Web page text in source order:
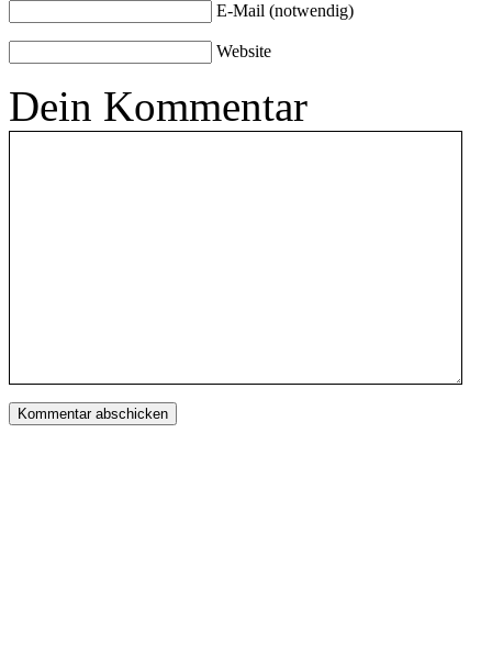
E-Mail (notwendig)
Website
Dein Kommentar